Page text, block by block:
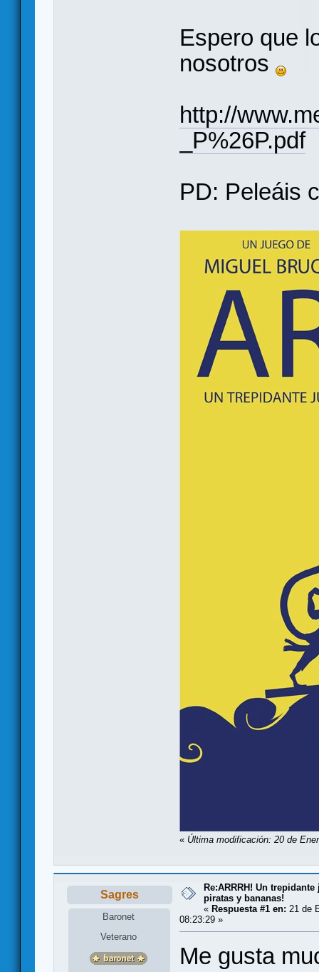
Espero que
nosotros
http://
_P%26P.pdf
PD: Peleáis
« Última modificación: 20 de
Sagres
Baronet
Veterano
Re:ARRRH! Un
piratas y bananas!
« Respuesta #1 en: 21 de
08:23:29 »
Me gusta